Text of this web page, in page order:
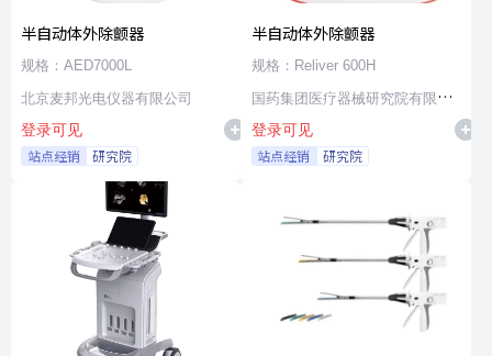
半自动体外除颤器
规格：AED7000L
北京麦邦光电仪器有限公司
登录可见
站点经销 研究院
半自动体外除颤器
规格：Reliver 600H
国药集团医疗器械研究院有限公
司
登录可见
站点经销 研究院